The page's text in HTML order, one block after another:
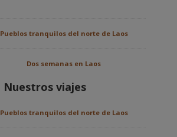
Pueblos tranquilos del norte de Laos
Dos semanas en Laos
Nuestros viajes
Pueblos tranquilos del norte de Laos